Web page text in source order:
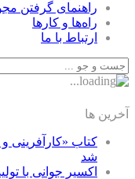
راهنمای گرفتن
راه‌ها و كارها
ارتباط با ما
آخرین ها
کتاب «کارآفرینی
شد
اکسیر جوانی با